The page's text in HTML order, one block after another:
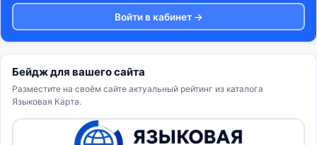
Войти в кабинет →
Бейдж для вашего сайта
Разместите на своём сайте актуальный рейтинг из каталога
Языковая Карта.